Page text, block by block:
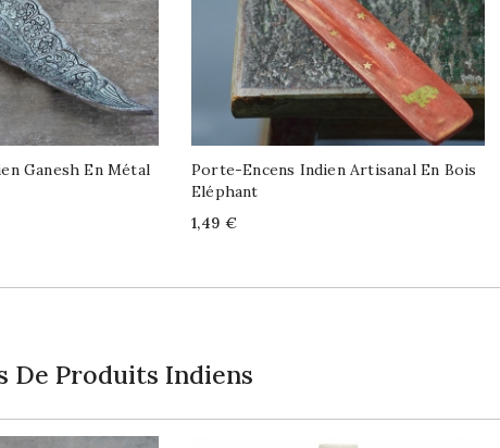
Ganesh En Métal
Porte-Encens Indien Artisanal En Bois
Eléphant
Price
1,49 €
De Produits Indiens